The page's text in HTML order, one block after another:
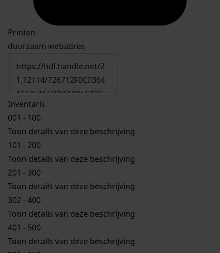
Printen
duurzaam webadres
Inventaris
001 - 100
Toon details van deze beschrijving
101 - 200
Toon details van deze beschrijving
201 - 300
Toon details van deze beschrijving
302 - 400
Toon details van deze beschrijving
401 - 500
Toon details van deze beschrijving